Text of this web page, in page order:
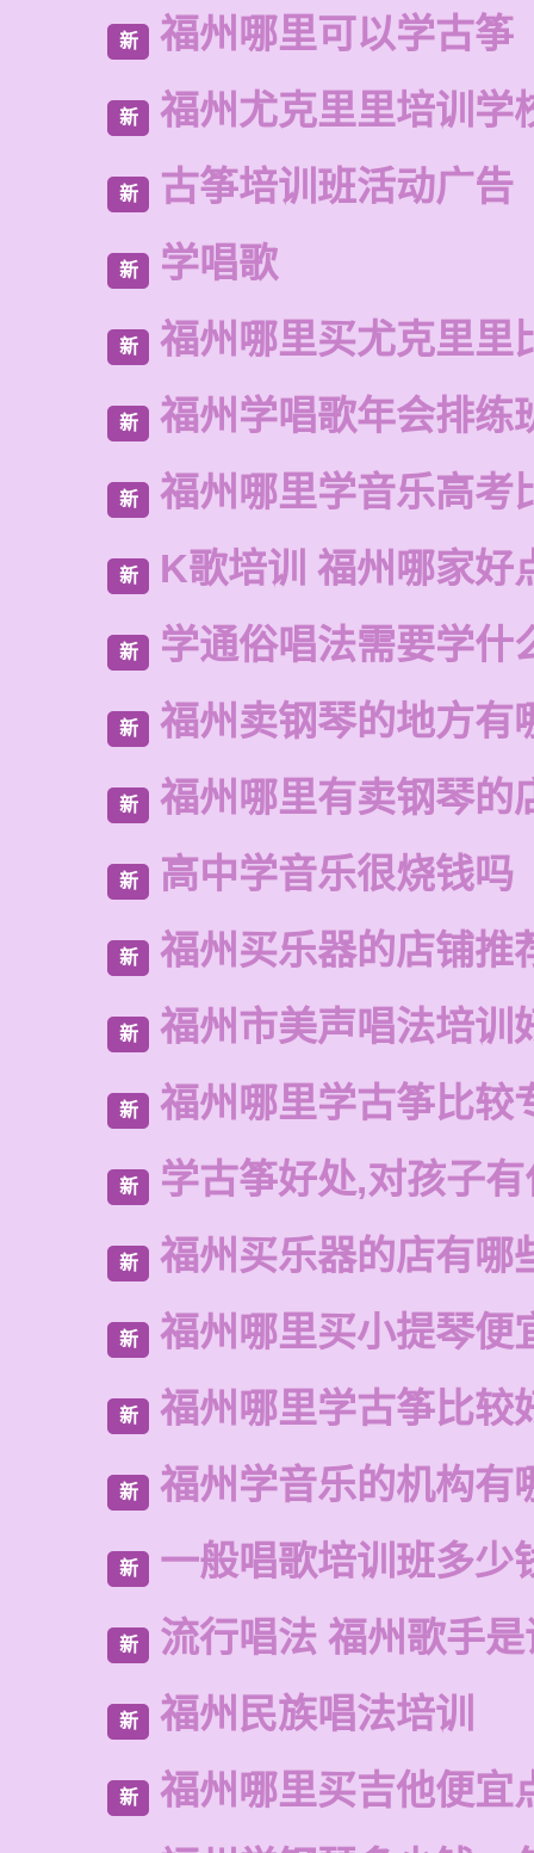
新 福州哪里可以学古筝
新 福州尤克里里培训学
新 古筝培训班活动广告
新 学唱歌
新 福州哪里买尤克里里
新 福州学唱歌年会排练
新 福州哪里学音乐高考
新 K歌培训 福州哪家好
新 学通俗唱法需要学什
新 福州卖钢琴的地方有
新 福州哪里有卖钢琴的
新 高中学音乐很烧钱吗
新 福州买乐器的店铺推
新 福州市美声唱法培训
新 福州哪里学古筝比较
新 学古筝好处,对孩子
新 福州买乐器的店有哪
新 福州哪里买小提琴便
新 福州哪里学古筝比较
新 福州学音乐的机构有
新 一般唱歌培训班多少
新 流行唱法 福州歌手是
新 福州民族唱法培训
新
福州哪里买吉他便宜